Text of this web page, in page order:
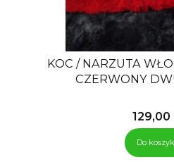
KOC / NARZUTA
CZERWONY
Cena
129,00
Do